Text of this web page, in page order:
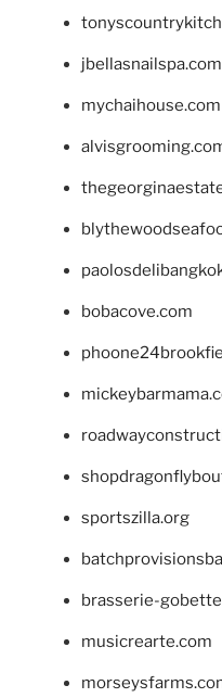
jbellasnailspa.com
mychaihouse.com
bobacove.com
sportszilla.org
brasserie-
musicrearte.com